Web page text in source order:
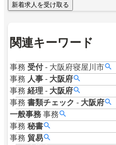
新着求人を受け取る
関連キーワード
事務 受付 - 大阪府寝屋川市
事務 人事 - 大阪府
事務 経理 - 大阪府
事務 書類チェック - 大阪府
一般事務 事務
事務 秘書
事務 貿易